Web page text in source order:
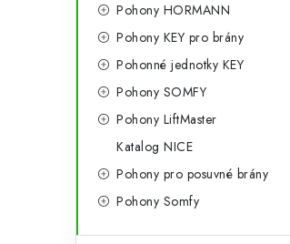
Pohony HORMANN
Pohony KEY pro brány
Pohonné jednotky KEY
Pohony SOMFY
Pohony LiftMaster
Katalog NICE
Pohony pro posuvné brány
Pohony Somfy